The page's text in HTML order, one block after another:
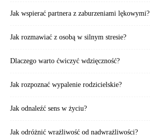
Jak wspierać partnera z zaburzeniami lękowymi?
Jak rozmawiać z osobą w silnym stresie?
Dlaczego warto ćwiczyć wdzięczność?
Jak rozpoznać wypalenie rodzicielskie?
Jak odnaleźć sens w życiu?
Jak odróżnić wrażliwość od nadwrażliwości?